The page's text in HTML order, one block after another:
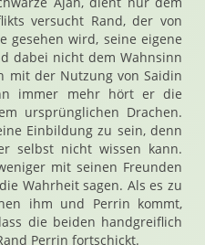
versucht Rand, der von
gesehen wird, seine eigene
dabei nicht dem Wahnsinn
mit der Nutzung von Saidin
immer mehr hört er die
ursprünglichen Drachen.
Einbildung zu sein, denn
selbst nicht wissen kann.
mit seinen Freunden
Wahrheit sagen. Als es zu
ihm und Perrin kommt,
die beiden handgreiflich
Perrin fortschickt.